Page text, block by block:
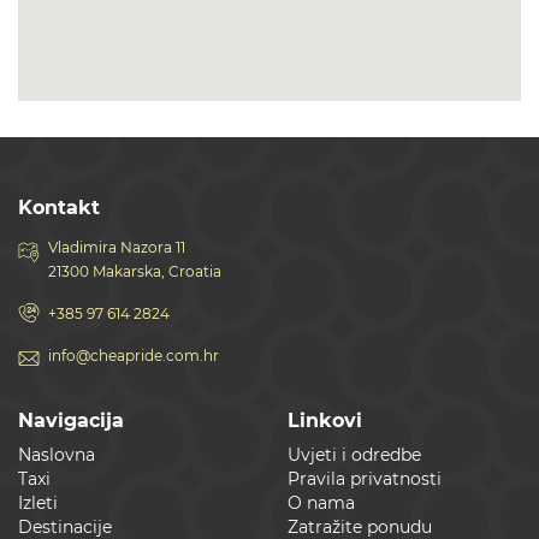
Kontakt
Vladimira Nazora 11
21300 Makarska, Croatia
+385 97 614 2824
info@cheapride.com.hr
Navigacija
Naslovna
Taxi
Izleti
Destinacije
Linkovi
Uvjeti i odredbe
Pravila privatnosti
O nama
Zatražite ponudu